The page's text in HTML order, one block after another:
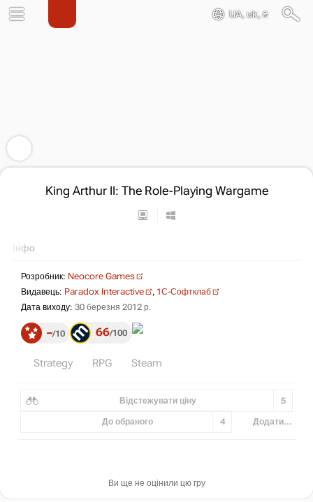
UA, uk, ₴
King Arthur II: The Role-Playing Wargame
Інфо
Розробник: Neocore Games
Видавець: Paradox Interactive , 1С-Софтклаб
Дата виходу: 30 березня 2012 р.
– 10 66 100
Strategy RPG Steam
Відстежувати ціну 5
До обраного 4 Додати...
Ви ще не оцінили цю гру